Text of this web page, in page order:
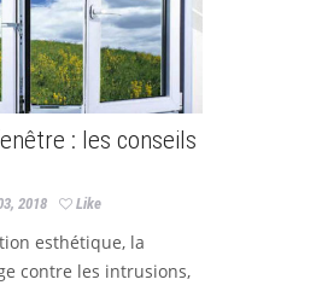
: les conseils
2018 Like
esthétique, la
contre les intrusions,